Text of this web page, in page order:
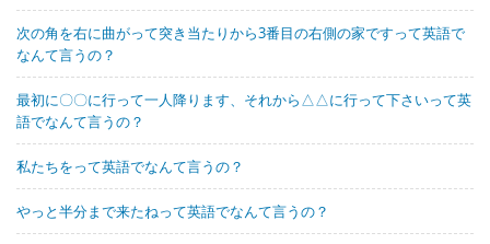
次の角を右に曲がって突き当たりから3番目の右側の家ですって英語で
なんて言うの？
最初に〇〇に行って一人降ります、それから△△に行って下さいって英
語でなんて言うの？
私たちをって英語でなんて言うの？
やっと半分まで来たねって英語でなんて言うの？